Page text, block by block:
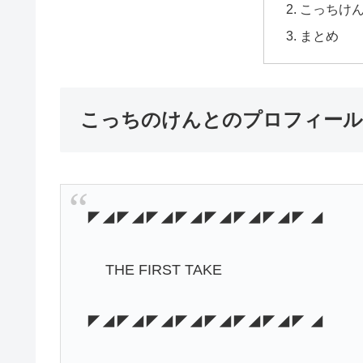
こっちけ
まとめ
こっちのけんとのプロフィール
◤◢◤◢◤◢◤◢◤◢◤◢◤◢◤ ◢
THE FIRST TAKE
◤◢◤◢◤◢◤◢◤◢◤◢◤◢◤ ◢